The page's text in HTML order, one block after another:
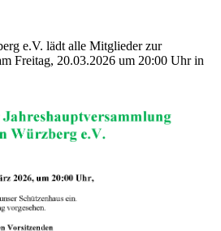
e.V. lädt alle Mitglieder zur
Freitag, 20.03.2026 um 20:00 Uhr in